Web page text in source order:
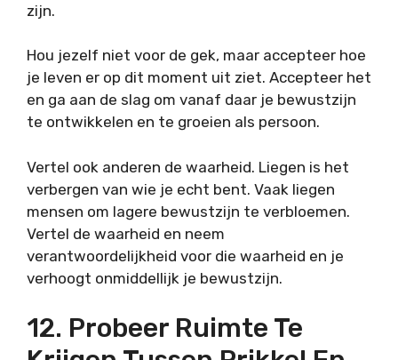
zijn.
Hou jezelf niet voor de gek, maar accepteer hoe
je leven er op dit moment uit ziet. Accepteer het
en ga aan de slag om vanaf daar je bewustzijn
te ontwikkelen en te groeien als persoon.
Vertel ook anderen de waarheid. Liegen is het
verbergen van wie je echt bent. Vaak liegen
mensen om lagere bewustzijn te verbloemen.
Vertel de waarheid en neem
verantwoordelijkheid voor die waarheid en je
verhoogt onmiddellijk je bewustzijn.
12. Probeer Ruimte Te